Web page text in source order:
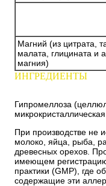
Магний (из цитрата,
малата, глицината и
магния)
ИНГРЕДИЕНТЫ
Гипромеллоза
При производстве не
молоко, яйца, рыба,
древесных орехов.
имеющем
практики (GMP), где
содержащие эти